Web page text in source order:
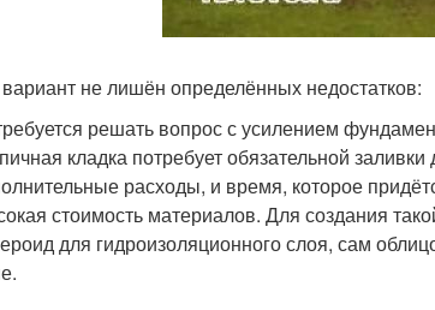
не лишён определённых недостатков:
решать вопрос с усилением
кладка потребует обязательной
расходы, и время, которое
стоимость материалов. Для создания
для гидроизоляционного слоя, сам